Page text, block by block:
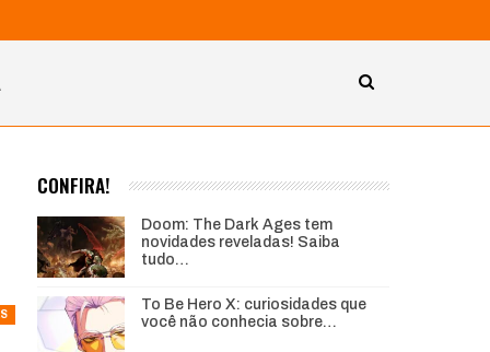
CONFIRA!
Doom: The Dark Ages tem
novidades reveladas! Saiba
tudo…
To Be Hero X: curiosidades que
você não conhecia sobre…